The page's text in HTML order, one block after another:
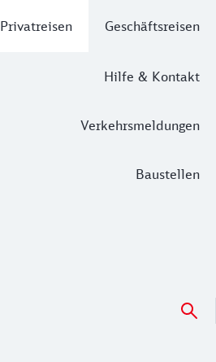
Privatreisen Geschäftsreisen
Hilfe & Kontakt
Verkehrsmeldungen
Baustellen